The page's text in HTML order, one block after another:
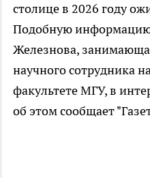
столице в 2026 году
Подобную
Железнова,
научного сотрудника
факультете МГУ, в
об этом сообщает